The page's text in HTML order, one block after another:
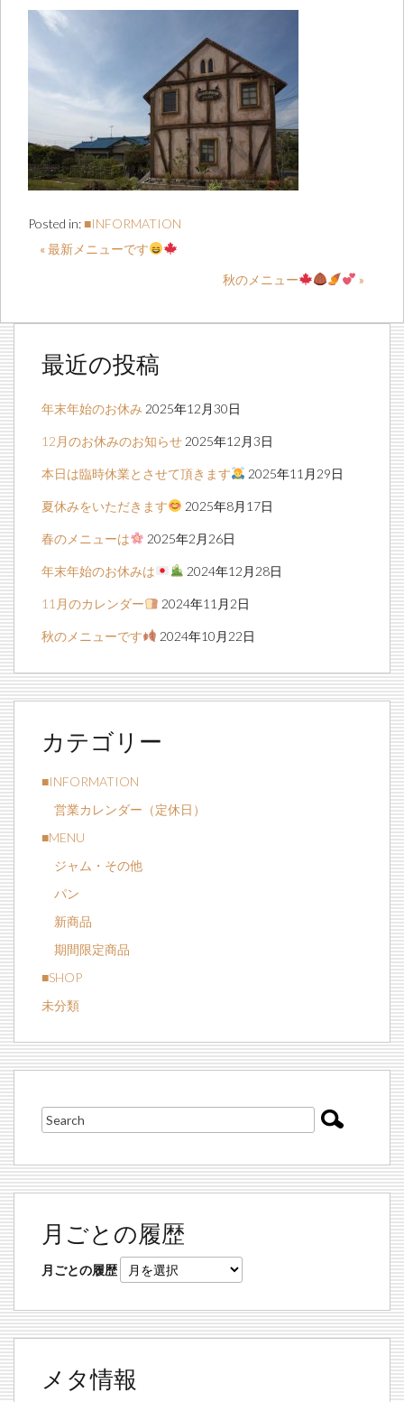
Posted in:■INFORMATION
« 最新メニューです
秋のメニュー
»
最近の投稿
年末年始のお休み 2025年12月30日
12月のお休みのお知らせ 2025年12月3日
本日は臨時休業とさせて頂きます 2025年11月29日
夏休みをいただきます 2025年8月17日
春のメニューは 2025年2月26日
年末年始のお休みは 2024年12月28日
11月のカレンダー 2024年11月2日
秋のメニューです 2024年10月22日
カテゴリー
■INFORMATION
営業カレンダー（定休日）
■MENU
ジャム・その他
パン
新商品
期間限定商品
■SHOP
未分類
月ごとの履歴
月ごとの履歴
メタ情報